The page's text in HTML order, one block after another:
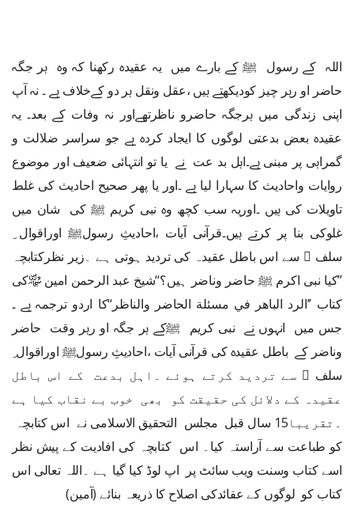
اللہ کے رسول ﷺ کے بارے میں یہ عقیدہ رکھنا کہ وہ ہر جگہ
حاضر او رہر چیز کودیکھتے ہیں ،عقل ونقل ہر دو کےخلاف ہے ۔ نہ آپ
اپنی زندگی میں ہرجگہ حاضرو ناظرتھےاور نہ وفات کے بعد۔ یہ
عقیدہ بعض بدعتی لوگوں کا ایجاد کردہ ہے جو سراسر ضلالت و
گمراہی پر مبنی ہے۔اہل بد عت نے یا تو انتہائی ضعیف اور موضوع
روایات واحادیث کا سہارا لیا ہے ۔اور یا پھر صحیح احادیث کی غلط
تاویلات کی ہیں ۔اوریہ سب کچھ وہ نبی کریم ﷺ کی شان میں
غلوکی بنا پر کرتے ہیں۔قرآنی آیات ،احادیثِ رسولﷺ اوراقوال ِ
سلف ﷫ سے اس باطل عقیدہ کی تردید ہوتی ہے ۔زیر نظرکتابچہ
’’کیا نبی اکرم ﷺ حاضر وناضر ہیں؟‘‘شیخ عبد الرحمن امین ﷾کی
کتاب ’’الرد الباهر في مسئلة الحاضر والناظر‘‘کا اردو ترجمہ ہے ۔
جس میں انہوں نے نبی کریم ﷺکے ہر جگہ او رہر وقت حاضر
وناضر کے باطل عقیدہ کی قرآنی آیات ،احادیثِ رسولﷺ اوراقوال ِ
سلف ﷫ سے تردید کرتے ہوئے ۔اہل بدعت کے اس باطل
عقیدہ کے دلائل کی حقیقت کو بھی خوب بے نقاب کیا ہے
۔تقریبا15 سال قبل مجلس التحقیق الاسلامی نے اس کتابچہ
کو طباعت سے آراستہ کیا۔ اس کتابچہ کی افادیت کے پیش نظر
اسے کتاب وسنت ویب سائٹ پر اپ لوڈ کیا گیا ہے ۔اللہ تعالی اس
کتاب کو لوگوں کے عقائدکی اصلاح کا ذریعہ بنائے (آمین)